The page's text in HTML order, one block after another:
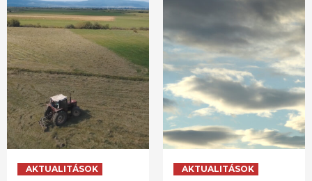
AKTUALITÁSOK
AKTUALITÁSOK